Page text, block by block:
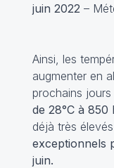
juin 2022 –
Ainsi, les
augmenter en
prochains
de 28°C à 850
déjà très
exceptionnels
juin.